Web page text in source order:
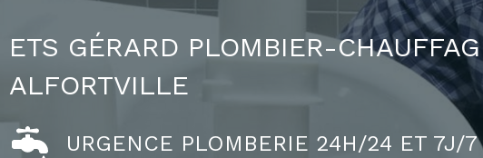
ETS GÉRARD PLOMBIER-
ALFORTVILLE
URGENCE PLOMBERIE 24H/24 ET 7J/7